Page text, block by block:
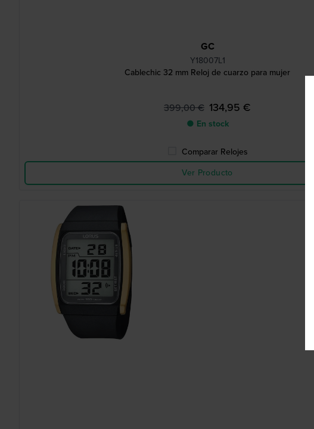
GC
Y18007L1
Cablechic 32 mm Reloj de cuarzo para mujer
399,00 € 134,95 €
● En stock
Comparar Relojes
Ver Producto